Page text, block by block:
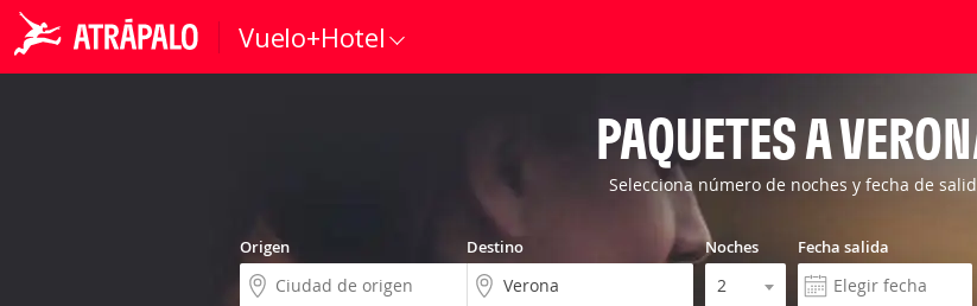
Vuelo+Hotel
PAQUETES A
Selecciona número de noches y fecha de
Origen Destino Noches Fecha salida